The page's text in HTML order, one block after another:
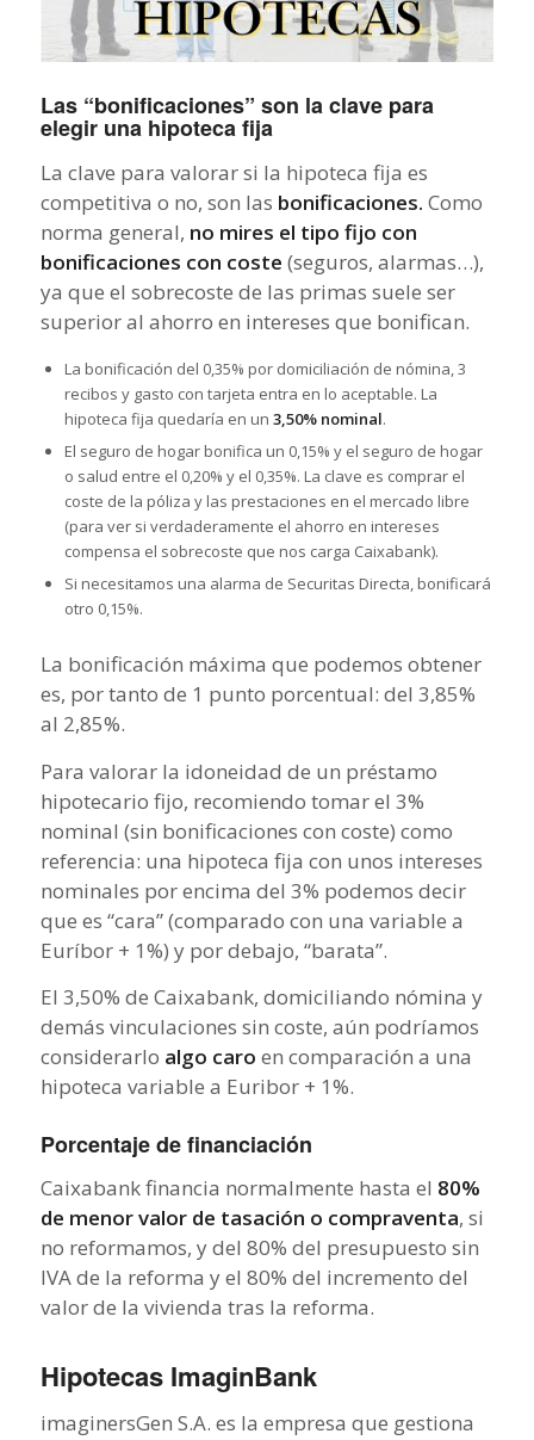
Las “bonificaciones” son la clave para
elegir una hipoteca fija
La clave para valorar si la hipoteca fija es
competitiva o no, son las bonificaciones. Como
norma general, no mires el tipo fijo con
bonificaciones con coste (seguros, alarmas…),
ya que el sobrecoste de las primas suele ser
superior al ahorro en intereses que bonifican.
La bonificación del 0,35% por domiciliación de nómina, 3
recibos y gasto con tarjeta entra en lo aceptable. La
hipoteca fija quedaría en un 3,50% nominal.
El seguro de hogar bonifica un 0,15% y el seguro de hogar
o salud entre el 0,20% y el 0,35%. La clave es comprar el
coste de la póliza y las prestaciones en el mercado libre
(para ver si verdaderamente el ahorro en intereses
compensa el sobrecoste que nos carga Caixabank).
Si necesitamos una alarma de Securitas Directa, bonificará
otro 0,15%.
La bonificación máxima que podemos obtener
es, por tanto de 1 punto porcentual: del 3,85%
al 2,85%.
Para valorar la idoneidad de un préstamo
hipotecario fijo, recomiendo tomar el 3%
nominal (sin bonificaciones con coste) como
referencia: una hipoteca fija con unos intereses
nominales por encima del 3% podemos decir
que es “cara” (comparado con una variable a
Euríbor + 1%) y por debajo, “barata”.
El 3,50% de Caixabank, domiciliando nómina y
demás vinculaciones sin coste, aún podríamos
considerarlo algo caro en comparación a una
hipoteca variable a Euribor + 1%.
Porcentaje de financiación
Caixabank financia normalmente hasta el 80%
de menor valor de tasación o compraventa, si
no reformamos, y del 80% del presupuesto sin
IVA de la reforma y el 80% del incremento del
valor de la vivienda tras la reforma.
Hipotecas ImaginBank
imaginersGen S.A. es la empresa que gestiona